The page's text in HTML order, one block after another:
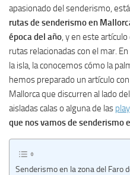
apasionado del senderismo,
rutas de senderismo en
época del año , y en este
rutas relacionadas con el mar.
la isla, la conocemos cómo la
hemos preparado un artículo
Mallorca que discurren al lado
aisladas calas o alguna de las
que nos vamos de senderismo
Senderismo en la zona del Faro